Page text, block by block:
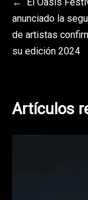
de
entradas
‘El Oasis
anunciado la
de artistas
su edición 2024
Artículos